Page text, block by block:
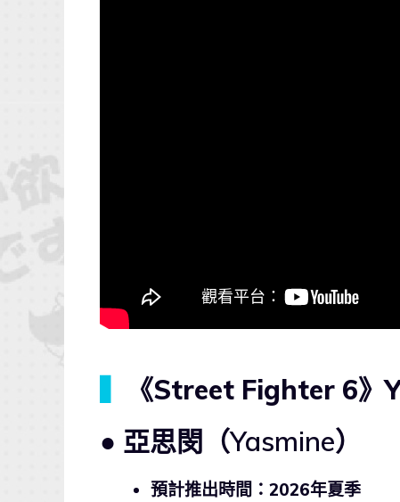
《Street Fighter 6》
● 亞思閔（Yasmine）
預計推出時間：2026年夏季